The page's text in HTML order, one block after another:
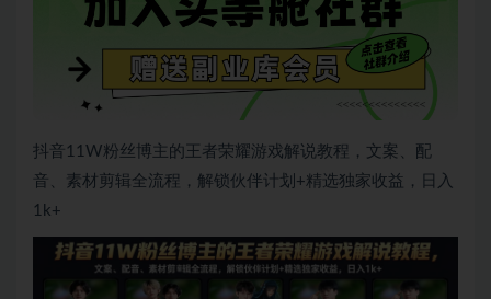
抖音11W粉丝博主的王者荣耀游戏解说教程，文案、配
音、素材剪辑全流程，解锁伙伴计划+精选独家收益，日入
1k+